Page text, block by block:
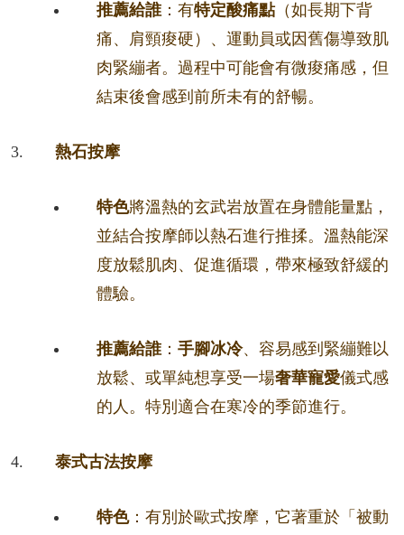
推薦給誰：有特定酸痛點（如長期下背
痛、肩頸痠硬）、運動員或因舊傷導致肌
肉緊繃者。過程中可能會有微痠痛感，但
結束後會感到前所未有的舒暢。
熱石按摩
特色將溫熱的玄武岩放置在身體能量點，
並結合按摩師以熱石進行推揉。溫熱能深
度放鬆肌肉、促進循環，帶來極致舒緩的
體驗。
推薦給誰： 手腳冰冷、容易感到緊繃難以
放鬆、或單純想享受一場奢華寵愛儀式感
的人。特別適合在寒冷的季節進行。
泰式古法按摩
特色：有別於歐式按摩，它著重於「被動